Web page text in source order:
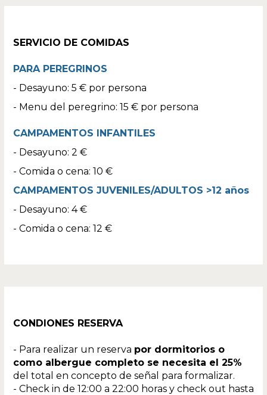
SERVICIO DE COMIDAS
PARA PEREGRINOS
- Desayuno: 5 € por persona
- Menu del peregrino: 15 € por persona
CAMPAMENTOS INFANTILES
- Desayuno: 2 €
- Comida o cena: 10 €
CAMPAMENTOS JUVENILES/ADULTOS >12 años
- Desayuno: 4 €
- Comida o cena: 12 €
CONDIONES RESERVA
- Para realizar un reserva por dormitorios o
como albergue completo se necesita el 25%
del total en concepto de señal para formalizar.
- Check in de 12:00 a 22:00 horas y check out hasta